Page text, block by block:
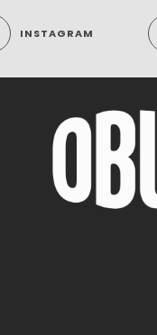
INSTAGRAM